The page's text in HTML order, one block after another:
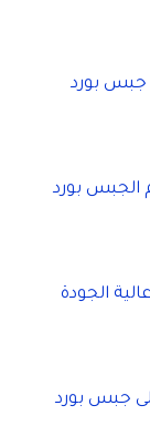
جبس بورد
الجبس بورد
الجودة
على جبس بورد